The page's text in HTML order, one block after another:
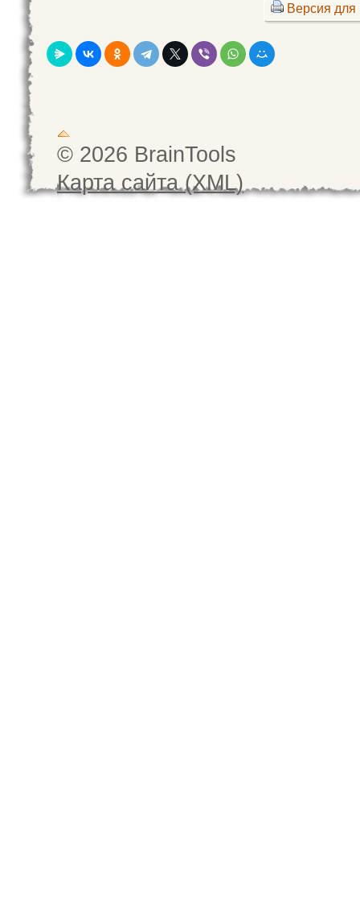
Версия для
© 2026 BrainTools
Карта сайта (XML)